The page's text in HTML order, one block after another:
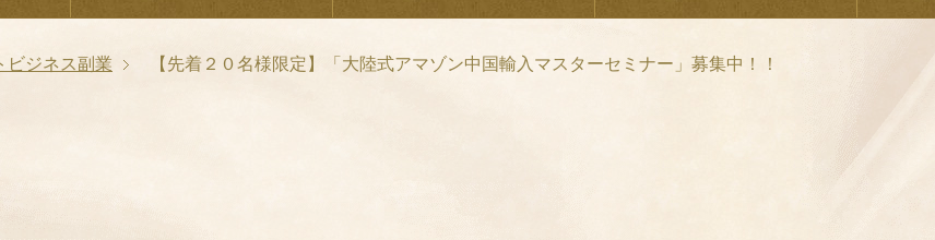
ビジネス副業 【先着２０名様限定】「大陸式アマゾン中国輸入マスターセミナー」募集中！！